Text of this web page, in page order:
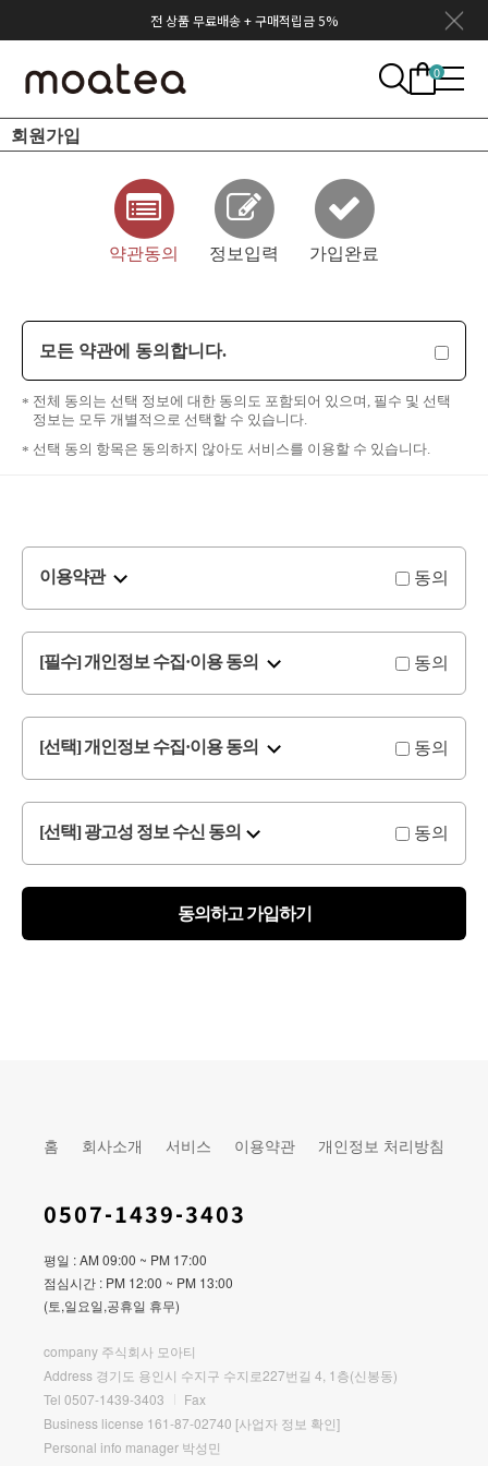
전 상품 무료배송 + 구매적립금 5%
0
회원가입
약관동의 정보입력 가입완료
모든 약관에 동의합니다.
전체 동의는 선택 정보에 대한 동의도 포함되어 있으며, 필수 및 선택
정보는 모두 개별적으로 선택할 수 있습니다.
선택 동의 항목은 동의하지 않아도 서비스를 이용할 수 있습니다.
이용약관 동의
[필수] 개인정보 수집·이용 동의 동의
[선택] 개인정보 수집·이용 동의 동의
[선택] 광고성 정보 수신 동의 동의
동의하고 가입하기
홈 회사소개 서비스 이용약관 개인정보 처리방침
0507-1439-3403
평일 : AM 09:00 ~ PM 17:00
점심시간 : PM 12:00 ~ PM 13:00
(토,일요일,공휴일 휴무)
company 주식회사 모아티
Address 경기도 용인시 수지구 수지로227번길 4, 1층(신봉동)
Tel 0507-1439-3403
Fax
Business license 161-87-02740 [사업자 정보 확인]
Personal info manager 박성민